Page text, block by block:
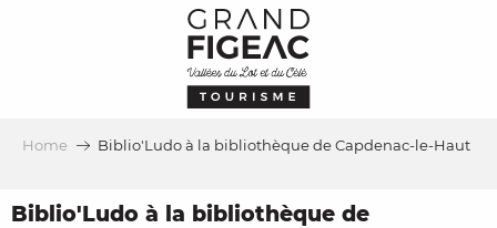
Home Biblio'Ludo à la bibliothèque de Capdenac-le-Haut
Biblio'Ludo à la bibliothèque de